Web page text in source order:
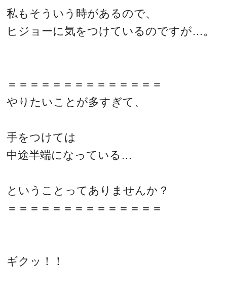
私もそういう時があるので、
ヒジョーに気をつけているのですが…。
＝＝＝＝＝＝＝＝＝＝＝＝＝＝
やりたいことが多すぎて、
手をつけては
中途半端になっている…
ということってありませんか？
＝＝＝＝＝＝＝＝＝＝＝＝＝＝
ギクッ！！